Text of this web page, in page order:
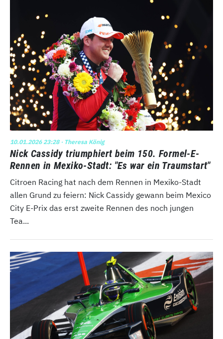
10.01.2026 23:28· Theresa König
Nick Cassidy triumphiert beim 150. Formel-E-
Rennen in Mexiko-Stadt: "Es war ein Traumstart"
Citroen Racing hat nach dem Rennen in Mexiko-Stadt
allen Grund zu feiern: Nick Cassidy gewann beim Mexico
City E-Prix das erst zweite Rennen des noch jungen
Tea...